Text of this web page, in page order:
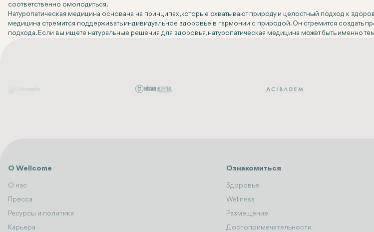
соответственно омолодиться.
Натуропатическая медицина основана на принципах, которые охватывают природу и целостный подход к
медицина стремится поддерживать индивидуальное здоровье в гармонии с природой. Он стремится создать
подхода. Если вы ищете натуральные решения для здоровья, натуропатическая медицина может быть именно
О Wellcome
О нас
Пресса
Ресурсы и политика
Карьера
Ознакомиться
Здоровье
Wellness
Размещение
Достопримечательности